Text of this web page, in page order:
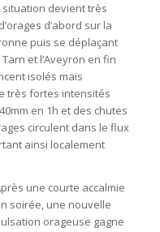
situation devient très
d’abord sur la
puis se déplaçant
et l’Aveyron en fin
isolés mais
très fortes intensités
en 1h et des chutes
circulent dans le flux
ainsi localement
une courte accalmie
soirée, une nouvelle
orageuse gagne